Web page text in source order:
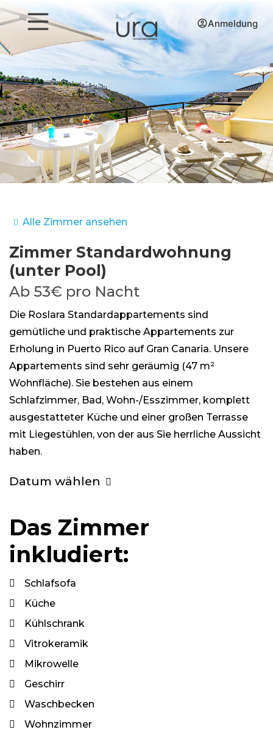
Anmeldung
Alle Zimmer ansehen
Zimmer Standardwohnung
(unter Pool)
Ab 53€ pro Nacht
Die Roslara Standardappartements sind
gemütliche und praktische Appartements zur
Erholung in Puerto Rico auf Gran Canaria. Unsere
Appartements sind sehr geräumig (47 m²
Wohnfläche). Sie bestehen aus einem
Schlafzimmer, Bad, Wohn-/Esszimmer, komplett
ausgestatteter Küche und einer großen Terrasse
mit Liegestühlen, von der aus Sie herrliche Aussicht
haben.
Datum wählen
Das Zimmer
inkludiert:
Schlafsofa
Küche
Kühlschrank
Vitrokeramik
Mikrowelle
Geschirr
Waschbecken
Wohnzimmer